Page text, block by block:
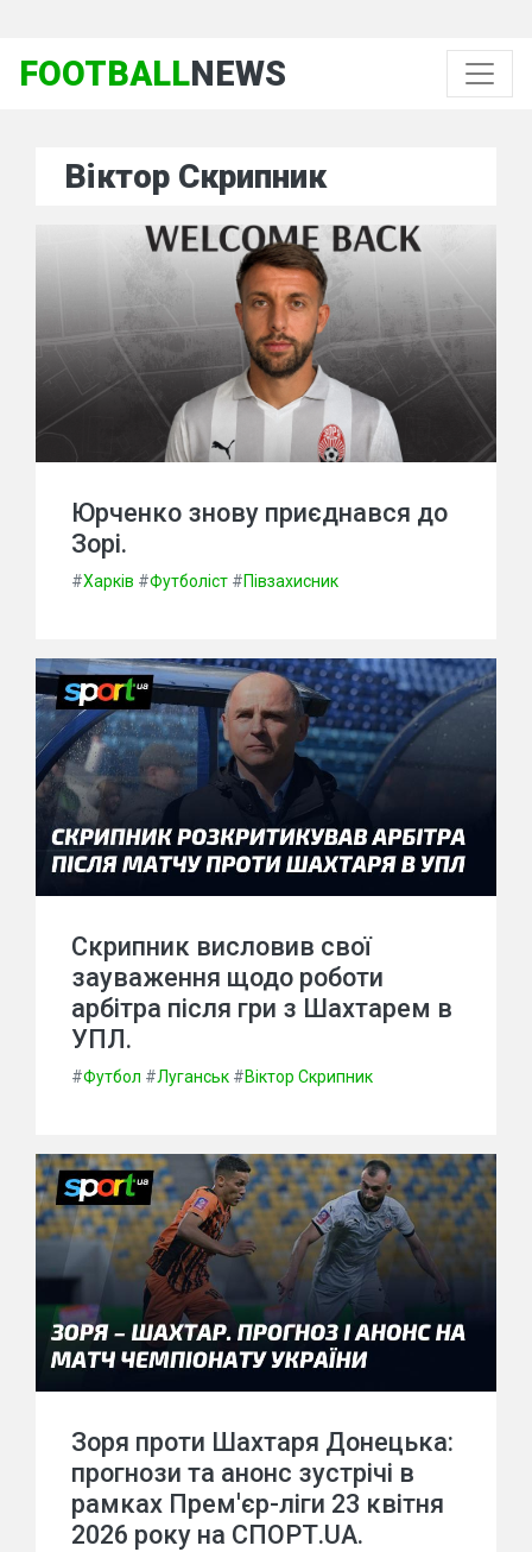
FOOTBALLNEWS
Віктор Скрипник
Юрченко знову приєднався до
Зорі.
#Харків #Футболіст #Півзахисник
Скрипник висловив свої
зауваження щодо роботи
арбітра після гри з Шахтарем в
УПЛ.
#Футбол #Луганськ #Віктор Скрипник
Зоря проти Шахтаря Донецька:
прогнози та анонс зустрічі в
рамках Прем'єр-ліги 23 квітня
2026 року на СПОРТ.UA.